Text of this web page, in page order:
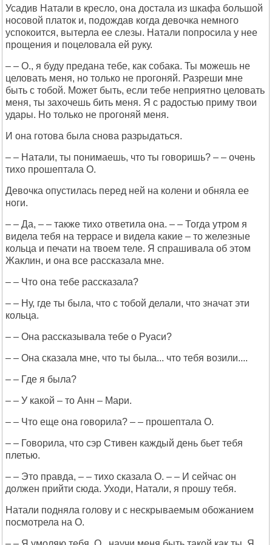
Усадив Натали в кресло, она достала из шкафа большой
носовой платок и, подождав когда девочка немного
успокоится, вытерла ее слезы. Натали попросила у нее
прощения и поцеловала ей руку.
– – О., я буду предана тебе, как собака. Ты можешь не
целовать меня, но только не прогоняй. Разреши мне
быть с тобой. Может быть, если тебе неприятно целовать
меня, ты захочешь бить меня. Я с радостью приму твои
удары. Но только не прогоняй меня.
И она готова была снова разрыдаться.
– – Натали, ты понимаешь, что ты говоришь? – – очень
тихо прошептала О.
Девочка опустилась перед ней на колени и обняла ее
ноги.
– – Да, – – также тихо ответила она. – – Тогда утром я
видела тебя на террасе и видела какие – то железные
кольца и печати на твоем теле. Я спрашивала об этом
Жаклин, и она все рассказала мне.
– – Что она тебе рассказала?
– – Ну, где ты была, что с тобой делали, что значат эти
кольца.
– – Она рассказывала тебе о Руаси?
– – Она сказала мне, что ты была... что тебя возили....
– – Где я была?
– – У какой – то Анн – Мари.
– – Что еще она говорила? – – прошептала О.
– – Говорила, что сэр Стивен каждый день бьет тебя
плетью.
– – Это правда, – – тихо сказала О. – – И сейчас он
должен прийти сюда. Уходи, Натали, я прошу тебя.
Натали подняла голову и с нескрываемым обожанием
посмотрела на О.